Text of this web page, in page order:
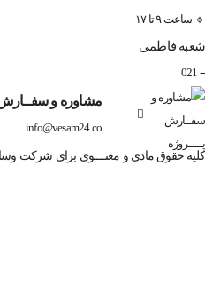
🔹 ساعت ۹ تا ۱۷
شعبه فاطمی
-- 021
مشاوره و سفــارش
info@vesam24.co
کلیه حقوق مادی و معنــــوی برای شرکت